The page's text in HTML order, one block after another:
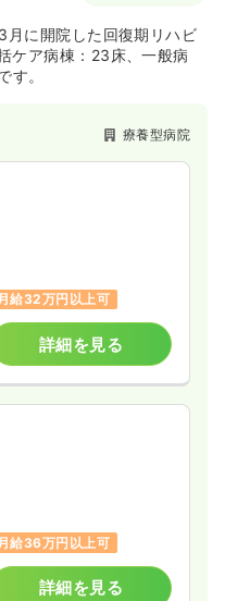
詳細を見る
一時募集休止
に開院した回復期リハビ
ケア病棟：23床、一般病
す。
療養型病院
月給32万円以上可
詳細を見る
月給36万円以上可
詳細を見る